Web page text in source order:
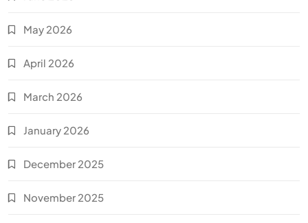
May 2026
April 2026
March 2026
January 2026
December 2025
November 2025